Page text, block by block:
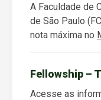
A Faculdade de
de São Paulo
nota máxima no
Fellowship –
Acesse as